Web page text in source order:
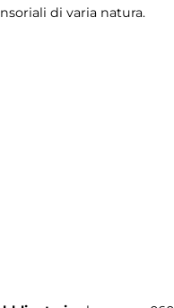
di varia natura.